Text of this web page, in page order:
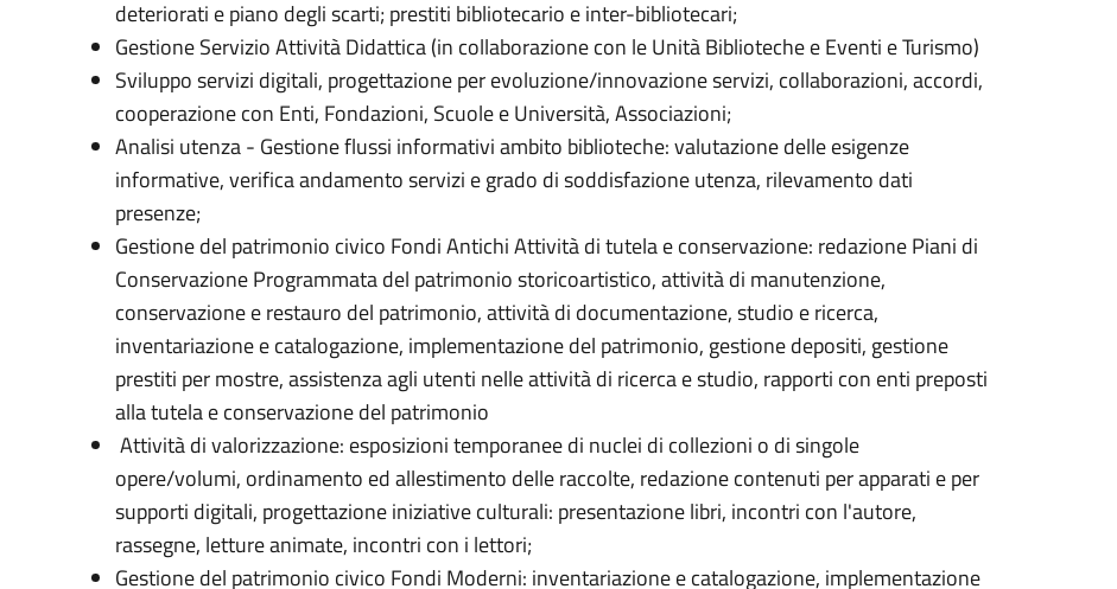
deteriorati e piano degli scarti; prestiti bibliotecario e inter-bibliotecari;
Gestione Servizio Attività Didattica (in collaborazione con le Unità Biblioteche e Eventi e Turismo)
Sviluppo servizi digitali, progettazione per evoluzione/innovazione servizi, collaborazioni, accordi,
cooperazione con Enti, Fondazioni, Scuole e Università, Associazioni;
Analisi utenza - Gestione flussi informativi ambito biblioteche: valutazione delle esigenze
informative, verifica andamento servizi e grado di soddisfazione utenza, rilevamento dati
presenze;
Gestione del patrimonio civico Fondi Antichi Attività di tutela e conservazione: redazione Piani di
Conservazione Programmata del patrimonio storicoartistico, attività di manutenzione,
conservazione e restauro del patrimonio, attività di documentazione, studio e ricerca,
inventariazione e catalogazione, implementazione del patrimonio, gestione depositi, gestione
prestiti per mostre, assistenza agli utenti nelle attività di ricerca e studio, rapporti con enti preposti
alla tutela e conservazione del patrimonio
Attività di valorizzazione: esposizioni temporanee di nuclei di collezioni o di singole
opere/volumi, ordinamento ed allestimento delle raccolte, redazione contenuti per apparati e per
supporti digitali, progettazione iniziative culturali: presentazione libri, incontri con l'autore,
rassegne, letture animate, incontri con i lettori;
Gestione del patrimonio civico Fondi Moderni: inventariazione e catalogazione, implementazione